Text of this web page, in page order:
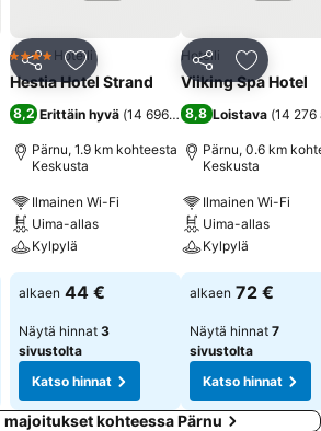
Jaa Lisää suosikkeihin
4 Tähtiluokitus
Hotelli
Hestia Hotel Strand
8,2 Erittäin hyvä (14 696 arviota)
Pärnu, 1.9 km kohteesta
Keskusta
Ilmainen Wi-Fi
Uima-allas
Kylpylä
alkaen 44 €
Näytä hinnat 3
sivustolta
Katso hinnat
Jaa Lisää
Hotelli
Viiking Spa Hotel
8,8 Loistava (14 276
Pärnu, 0.6 km
Keskusta
Ilmainen Wi-Fi
Uima-allas
Kylpylä
alkaen 72 €
Näytä hinnat 7
sivustolta
Katso hinnat
kohteessa Pärnu